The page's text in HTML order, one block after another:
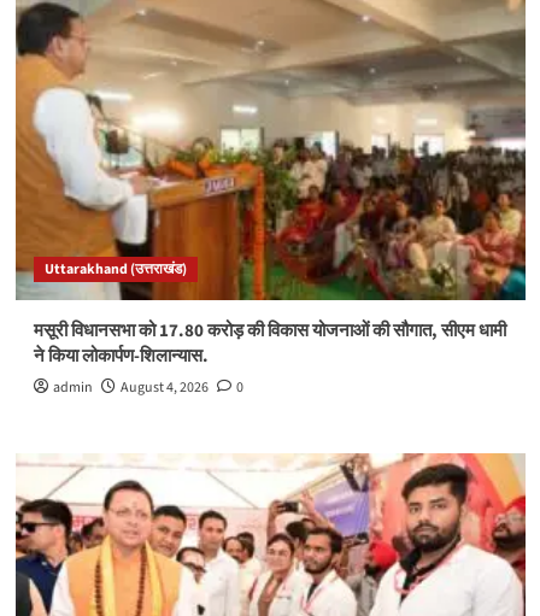
Uttarakhand (उत्तराखंड)
मसूरी विधानसभा को 17.80 करोड़ की विकास योजनाओं की सौगात, सीएम धामी
ने किया लोकार्पण-शिलान्यास.
admin August 4, 2026 0